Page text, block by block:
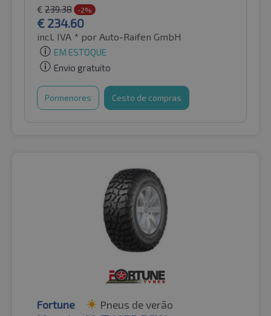
€ 239.38 -2%
€ 234.60
incl. IVA * por Auto-Raifen GmbH
EM ESTOQUE
Envio gratuito
Pormenores Cesto de compras
Fortune Pneus de verão